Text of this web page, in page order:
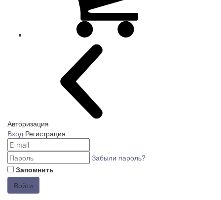
Авторизация
Вход Регистрация
Забыли пароль?
Запомнить
Войти